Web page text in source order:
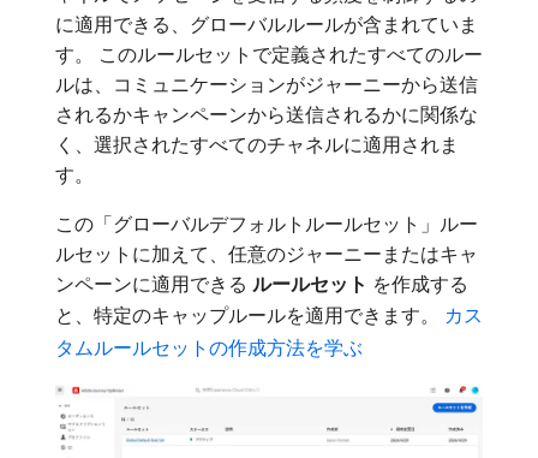
に適用できる、グローバルルールが含まれていま
す。 このルールセットで定義されたすべてのルー
ルは、コミュニケーションがジャーニーから送信
されるかキャンペーンから送信されるかに関係な
く、選択されたすべてのチャネルに適用されま
す。
この「グローバルデフォルトルールセット」ルー
ルセットに加えて、任意のジャーニーまたはキャ
ンペーンに適用できる​ ルールセット ​を作成する
と、特定のキャップルールを適用できます。 カス
タムルールセットの作成方法を学ぶ